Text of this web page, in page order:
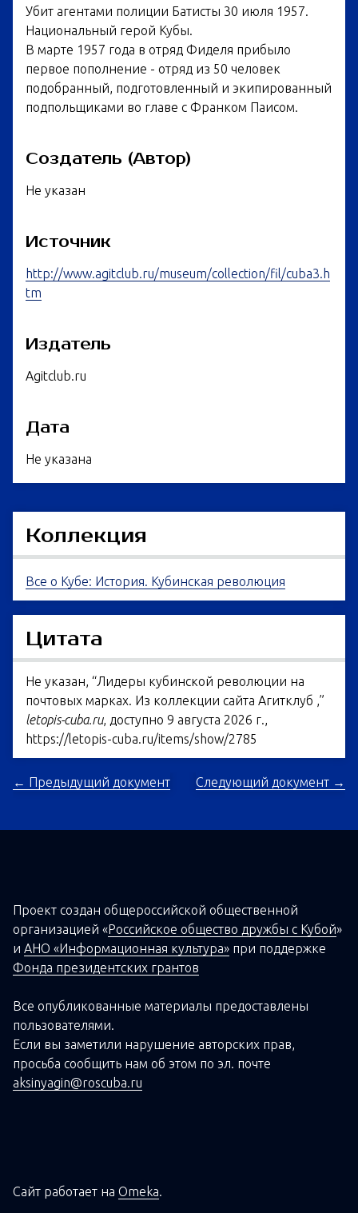
Убит агентами полиции Батисты 30 июля 1957.
Национальный герой Кубы.
В марте 1957 года в отряд Фиделя прибыло
первое пополнение - отряд из 50 человек
подобранный, подготовленный и экипированный
подпольщиками во главе с Франком Паисом.
Создатель (Автор)
Не указан
Источник
http://www.agitclub.ru/museum/collection/fil/cuba3.h
tm
Издатель
Agitclub.ru
Дата
Не указана
Коллекция
Все о Кубе: История. Кубинская революция
Цитата
Не указан, “Лидеры кубинской революции на
почтовых марках. Из коллекции сайта Агитклуб ,”
letopis-cuba.ru, доступно 9 августа 2026 г.,
https://letopis-cuba.ru/items/show/2785
← Предыдущий документ Следующий документ →
Проект создан общероссийской общественной
организацией «Российское общество дружбы с Кубой»
и АНО «Информационная культура» при поддержке
Фонда президентских грантов
Все опубликованные материалы предоставлены
пользователями.
Если вы заметили нарушение авторских прав,
просьба сообщить нам об этом по эл. почте
aksinyagin@roscuba.ru
Сайт работает на Omeka.